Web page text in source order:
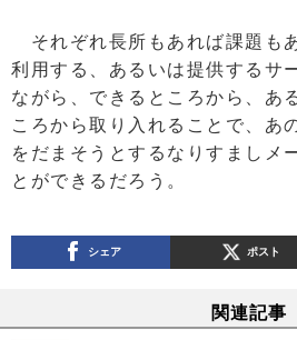
それぞれ長所もあれば課題も
利用する、あるいは提供するサ
ながら、できるところから、あ
ころから取り入れることで、あ
をだまそうとするなりすましメ
とができるだろう。
シェア ポスト
関連記事